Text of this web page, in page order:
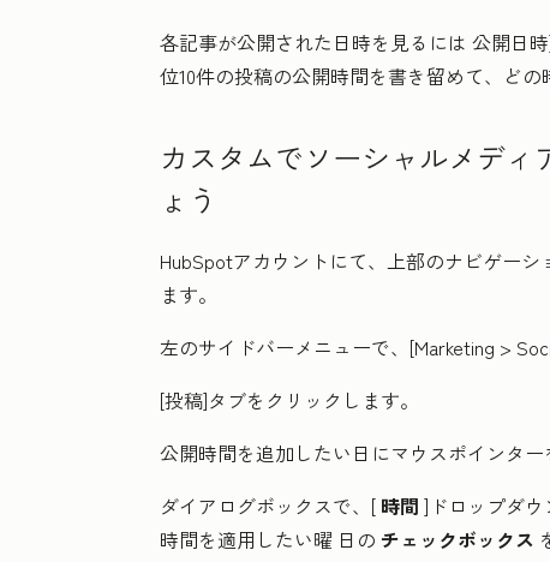
各記事が公開された日時を見るには 公開日時
位10件の投稿の公開時間を書き留めて、どの
カスタムでソーシャルメデ
ょう
HubSpotアカウントにて、上部のナビゲーシ
ます。
左のサイドバーメニューで、[Marketing >
[投稿]タブをクリックします。
公開時間を追加したい日にマウスポインタ
ダイアログボックスで、[ 時間 ]ドロップダ
時間を適用したい曜 日の チェックボックス